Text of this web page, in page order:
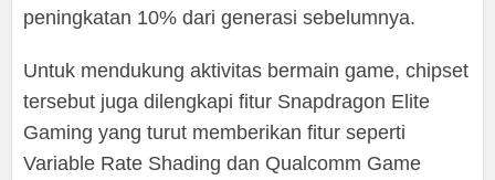
peningkatan 10% dari generasi sebelumnya.
Untuk mendukung aktivitas bermain game, chipset
tersebut juga dilengkapi fitur Snapdragon Elite
Gaming yang turut memberikan fitur seperti
Variable Rate Shading dan Qualcomm Game